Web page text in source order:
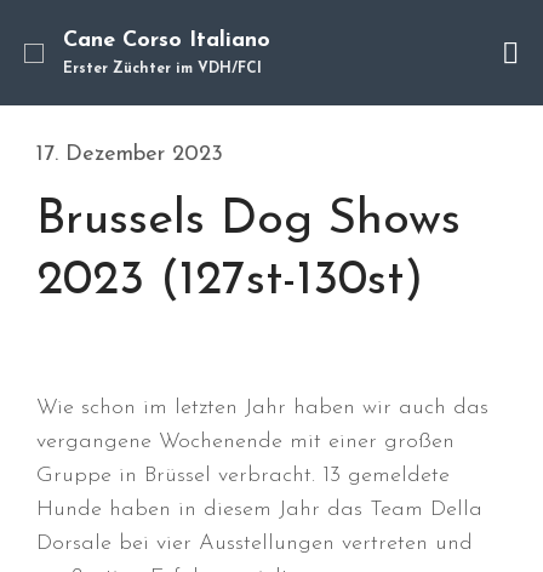
Welpen
Würfe
Hundetraining
Blog
Cane Corso Italiano
Erster Züchter im VDH/FCI
17. Dezember 2023
Brussels Dog Shows
2023 (127st-130st)
Wie schon im letzten Jahr haben wir auch das
vergangene Wochenende mit einer großen
Gruppe in Brüssel verbracht. 13 gemeldete
Hunde haben in diesem Jahr das Team Della
Dorsale bei vier Ausstellungen vertreten und